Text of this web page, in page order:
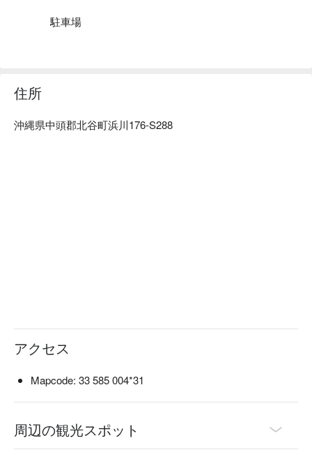
駐車場
住所
沖縄県中頭郡北谷町浜川176-S288
アクセス
Mapcode: 33 585 004*31
周辺の観光スポット